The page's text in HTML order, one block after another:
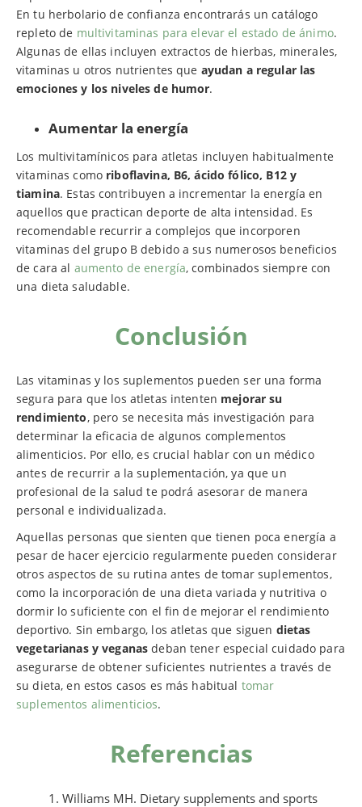
En tu herbolario de confianza encontrarás un catálogo
repleto de multivitaminas para elevar el estado de ánimo.
Algunas de ellas incluyen extractos de hierbas, minerales,
vitaminas u otros nutrientes que ayudan a regular las
emociones y los niveles de humor.
Aumentar la energía
Los multivitamínicos para atletas incluyen habitualmente
vitaminas como riboflavina, B6, ácido fólico, B12 y
tiamina. Estas contribuyen a incrementar la energía en
aquellos que practican deporte de alta intensidad. Es
recomendable recurrir a complejos que incorporen
vitaminas del grupo B debido a sus numerosos beneficios
de cara al aumento de energía, combinados siempre con
una dieta saludable.
Conclusión
Las vitaminas y los suplementos pueden ser una forma
segura para que los atletas intenten mejorar su
rendimiento, pero se necesita más investigación para
determinar la eficacia de algunos complementos
alimenticios. Por ello, es crucial hablar con un médico
antes de recurrir a la suplementación, ya que un
profesional de la salud te podrá asesorar de manera
personal e individualizada.
Aquellas personas que sienten que tienen poca energía a
pesar de hacer ejercicio regularmente pueden considerar
otros aspectos de su rutina antes de tomar suplementos,
como la incorporación de una dieta variada y nutritiva o
dormir lo suficiente con el fin de mejorar el rendimiento
deportivo. Sin embargo, los atletas que siguen dietas
vegetarianas y veganas deban tener especial cuidado para
asegurarse de obtener suficientes nutrientes a través de
su dieta, en estos casos es más habitual tomar
suplementos alimenticios.
Referencias
Williams MH. Dietary supplements and sports